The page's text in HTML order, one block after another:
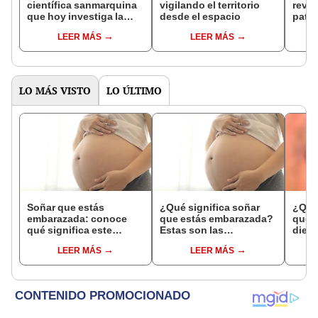
científica sanmarquina
que hoy investiga la
NoruegaLEER MÁS
vigilando el territorio
desde el espacio
LEER MÁS
LO MÁS VISTO LO ÚLTIMO
Soñar que estás
embarazada: conoce
qué significa este
LEER MÁS
¿Qué significa soñar
que estás embarazada?
Estas son las
comunesLEER MÁS
que